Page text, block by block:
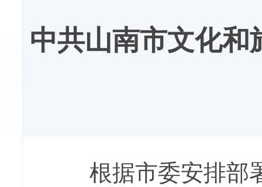
中共山南市文化和
根据市委安排部